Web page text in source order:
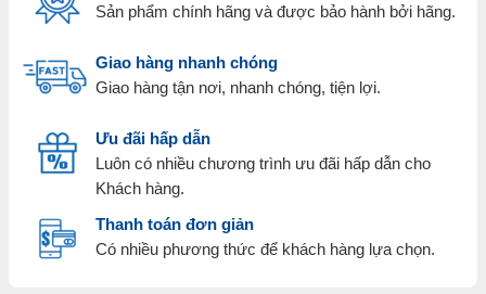
Sản phẩm chính hãng và được bảo hành bởi hãng.
Giao hàng nhanh chóng
Giao hàng tận nơi, nhanh chóng, tiện lợi.
Ưu đãi hấp dẫn
Luôn có nhiều chương trình ưu đãi hấp dẫn cho
Khách hàng.
Thanh toán đơn giản
Có nhiều phương thức để khách hàng lựa chọn.